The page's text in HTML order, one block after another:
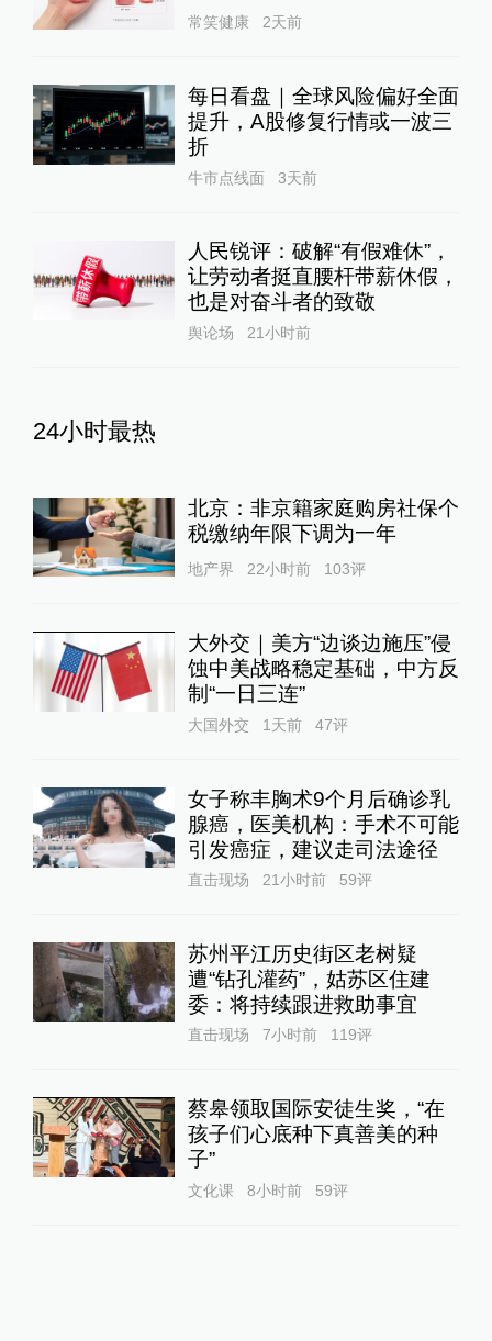
常笑健康 2天前
每日看盘｜全球风险偏好全面
提升，A股修复行情或一波三
折
牛市点线面 3天前
人民锐评：破解“有假难休”，
让劳动者挺直腰杆带薪休假，
也是对奋斗者的致敬
舆论场 21小时前
24小时最热
北京：非京籍家庭购房社保个
税缴纳年限下调为一年
地产界 22小时前 103评
大外交｜美方“边谈边施压”侵
蚀中美战略稳定基础，中方反
制“一日三连”
大国外交 1天前 47评
女子称丰胸术9个月后确诊乳
腺癌，医美机构：手术不可能
引发癌症，建议走司法途径
直击现场 21小时前 59评
苏州平江历史街区老树疑
遭“钻孔灌药”，姑苏区住建
委：将持续跟进救助事宜
直击现场 7小时前 119评
蔡皋领取国际安徒生奖，“在
孩子们心底种下真善美的种
子”
文化课 8小时前 59评